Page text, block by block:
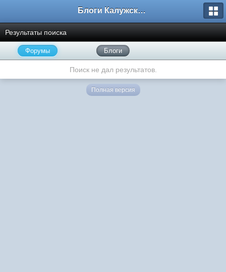
Блоги Калужского перекрестка
Результаты поиска
Форумы Блоги
Поиск не дал результатов.
Полная версия